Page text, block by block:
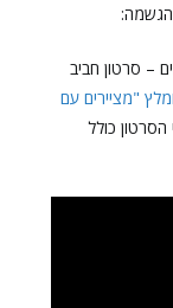
– סרטון חביב
"מציירים עם
כולל